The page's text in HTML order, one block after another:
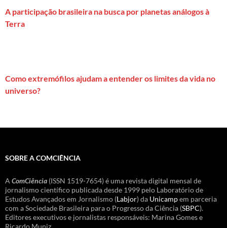
A participação brasileira na busca por planetas análogos à
Terra
Como extremófilos ajudam a entender os limites da vida no
universo?
SOBRE A COMCIÊNCIA
A ComCiência (ISSN 1519-7654) é uma revista digital mensal de
jornalismo científico publicada desde 1999 pelo Laboratório de
Estudos Avançados em Jornalismo (Labjor) da Unicampem parceria
com a Sociedade Brasileira para o Progresso da Ciência (SBPC).
Editores executivos e jornalistas responsáveis: Marina Gomes e
Ricardo Muniz.